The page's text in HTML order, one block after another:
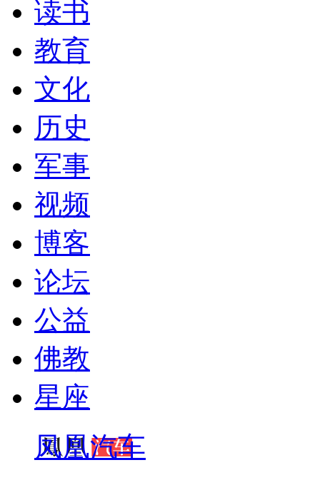
读书
教育
文化
历史
军事
视频
博客
论坛
公益
佛教
星座
凤凰汽车